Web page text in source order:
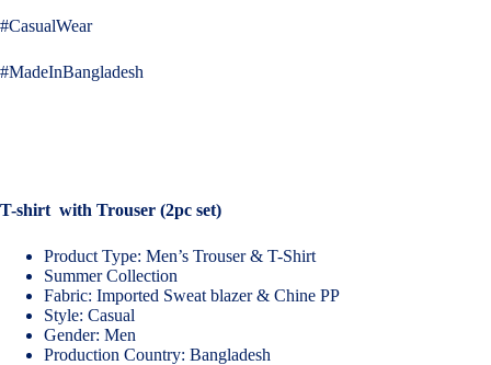
#CasualWear
#MadeInBangladesh
T-shirt with Trouser (2pc set)
Product Type: Men’s Trouser & T-Shirt
Summer Collection
Fabric: Imported Sweat blazer & Chine PP
Style: Casual
Gender: Men
Production Country: Bangladesh